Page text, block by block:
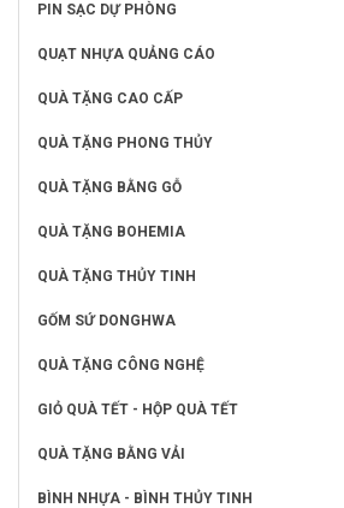
PIN SẠC DỰ PHÒNG
QUẠT NHỰA QUẢNG CÁO
QUÀ TẶNG CAO CẤP
QUÀ TẶNG PHONG THỦY
QUÀ TẶNG BẰNG GỖ
QUÀ TẶNG BOHEMIA
QUÀ TẶNG THỦY TINH
GỐM SỨ DONGHWA
QUÀ TẶNG CÔNG NGHỆ
GIỎ QUÀ TẾT - HỘP QUÀ TẾT
QUÀ TẶNG BẰNG VẢI
BÌNH NHỰA - BÌNH THỦY TINH